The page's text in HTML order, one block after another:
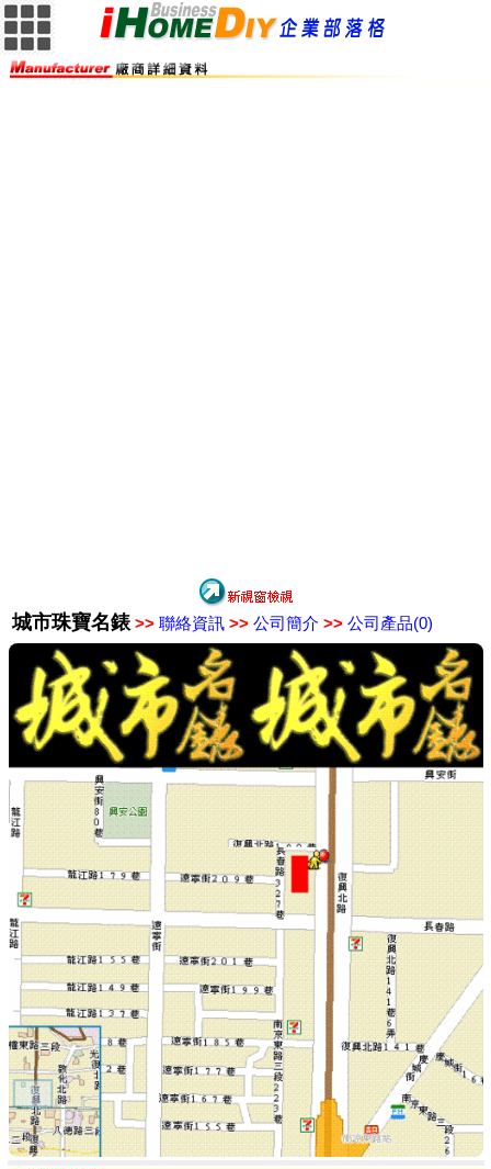
城市珠寶名錶 >>聯絡資訊 >>公司簡介 >>公司產品(0)